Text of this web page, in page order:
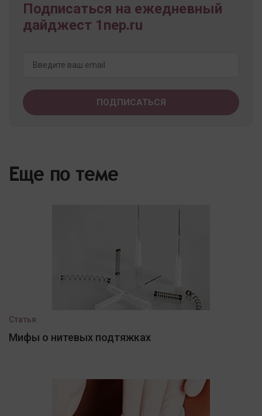
Подписаться на ежедневный
дайджест 1nep.ru
Еще по теме
Статья
Мифы о нитевых подтяжках